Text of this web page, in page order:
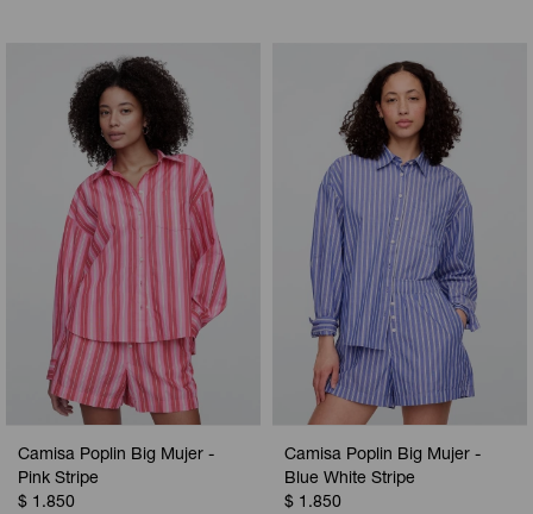
Camisa Poplin Big Mujer -
Pink Stripe
$ 1.850
Camisa Poplin Big Mujer -
Blue White Stripe
$ 1.850